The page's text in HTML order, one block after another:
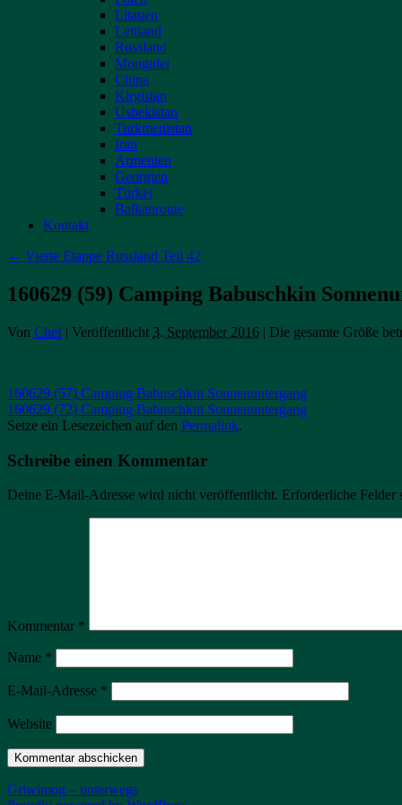
Litauen
Lettland
Russland
Mongolei
China
Kirgistan
Usbekistan
Turkmenistan
Iran
Armenien
Georgien
Türkei
Balkanroute
Kontakt
← Vierte Etappe Russland Teil 42
160629 (59) Camping Babuschkin
Von Chef | Veröffentlicht 3. September 2016 | Die gesamte Größe
160629 (57) Camping Babuschkin Sonnenuntergang
160629 (72) Camping Babuschkin Sonnenuntergang
Setze ein Lesezeichen auf den Permalink.
Schreibe einen Kommentar
Deine E-Mail-Adresse wird nicht veröffentlicht. Erforderliche Felder
Kommentar *
Name *
E-Mail-Adresse *
Website
Griwimog – unterwegs